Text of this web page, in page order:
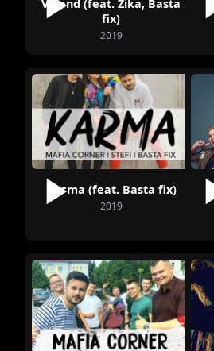
Víkend (feat. Zika, Basta
fix)
2019
Karma (feat. Basta fix)
2019